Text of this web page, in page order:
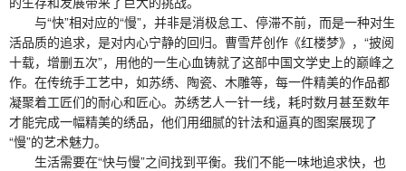
与“快”相对应的“慢”，并非是消极怠工、停滞不前，而是一种对生
活品质的追求，是对内心宁静的回归。曹雪芹创作《红楼梦》，“披阅
十载，增删五次”，用他的一生心血铸就了这部中国文学史上的巅峰之
作。在传统手工艺中，如苏绣、陶瓷、木雕等，每一件精美的作品都
凝聚着工匠们的耐心和匠心。苏绣艺人一针一线，耗时数月甚至数年
才能完成一幅精美的绣品，他们用细腻的针法和逼真的图案展现了
“慢”的艺术魅力。
生活需要在“快与慢”之间找到平衡。我们不能一味地追求快，也